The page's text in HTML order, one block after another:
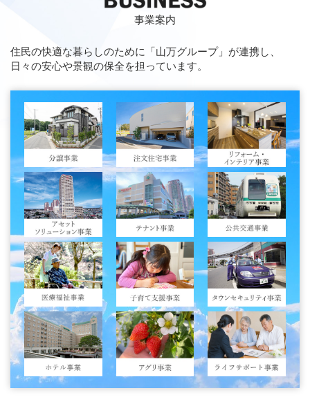
事業案内
住民の快適な暮らしのために「山万グループ」が連携し、
日々の安心や景観の保全を担っています。